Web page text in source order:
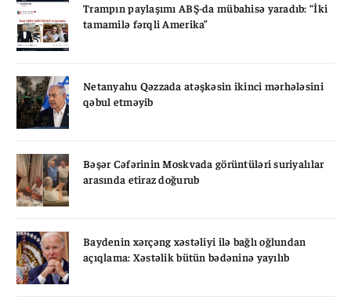
Trampın paylaşımı ABŞ-da mübahisə yaradıb: “İki
tamamilə fərqli Amerika”
Netanyahu Qəzzada atəşkəsin ikinci mərhələsini
qəbul etməyib
Bəşər Cəfərinin Moskvada görüntüləri suriyalılar
arasında etiraz doğurub
Baydenin xərçəng xəstəliyi ilə bağlı oğlundan
açıqlama: Xəstəlik bütün bədəninə yayılıb